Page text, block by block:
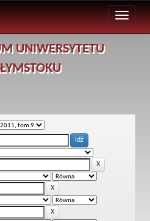
UNIWERSYTETU